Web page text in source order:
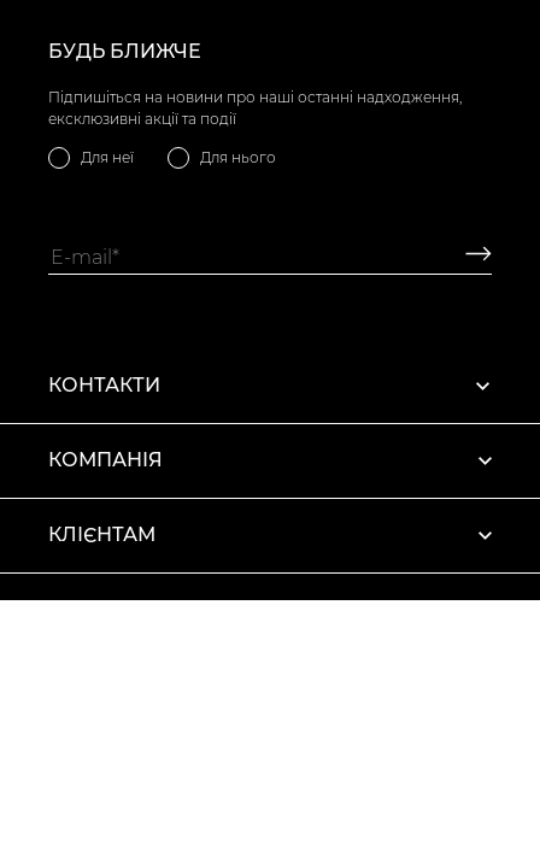
БУДЬ БЛИЖЧЕ
Підпишіться на новини про наші останні надходження,
ексклюзивні акції та події
Для неї Для нього
КОНТАКТИ
КОМПАНІЯ
КЛІЄНТАМ